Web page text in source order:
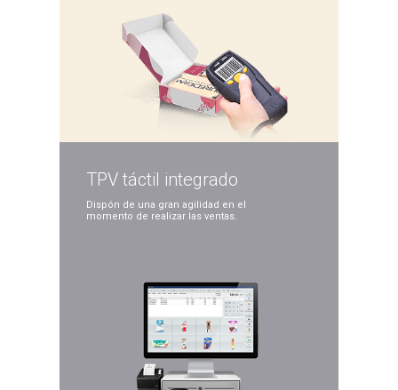
TPV táctil integrado
Dispón de una gran agilidad en el
momento de realizar las ventas.